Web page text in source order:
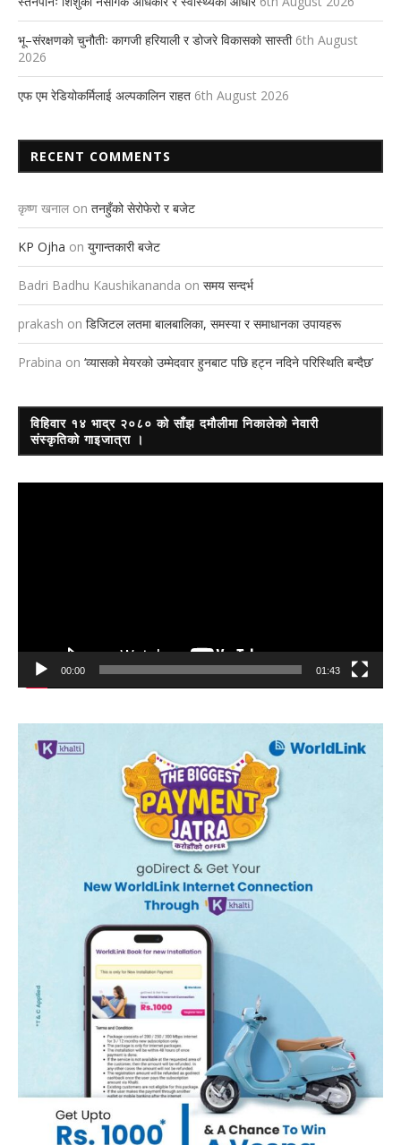
भू–संरक्षणको चुनौतीः कागजी हरियाली र डोजरे विकासको सास्ती 6th August
2026
एफ एम रेडियोकर्मिलाई अल्पकालिन राहत 6th August 2026
RECENT COMMENTS
कृष्ण खनाल on तनहुँको सेरोफेरो र बजेट
KP Ojha on युगान्तकारी बजेट
Badri Badhu Kaushikananda on समय सन्दर्भ
prakash on डिजिटल लतमा बालबालिका, समस्या र समाधानका उपायहरू
Prabina on ‘व्यासको मेयरको उम्मेदवार हुनबाट पछि हट्न नदिने परिस्थिति बन्दैछ’
विहिवार १४ भाद्र २०८० को साँझ दमौलीमा निकालेको नेवारी
संस्कृतिको गाइजात्रा ।
00:00 01:43